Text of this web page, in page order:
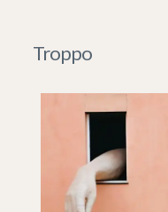
Troppo